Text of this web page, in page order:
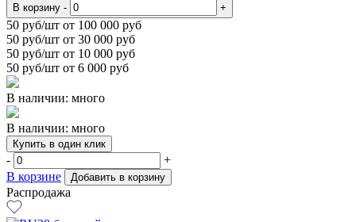
В корзину - +
50 руб/шт от 100 000 руб
50 руб/шт от 30 000 руб
50 руб/шт от 10 000 руб
50 руб/шт от 6 000 руб
В наличии: много
В наличии: много
Купить в один клик
-
+
В корзине
Добавить в корзину
Распродажа